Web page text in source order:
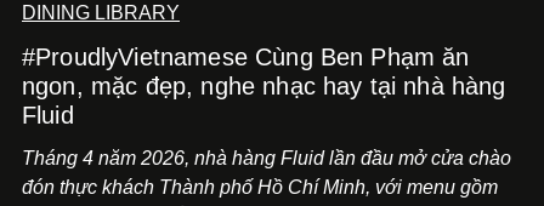
DINING LIBRARY
#ProudlyVietnamese Cùng Ben Phạm ăn
ngon, mặc đẹp, nghe nhạc hay tại nhà hàng
Fluid
Tháng 4 năm 2026, nhà hàng Fluid lần đầu mở cửa chào
đón thực khách Thành phố Hồ Chí Minh, với menu gồm